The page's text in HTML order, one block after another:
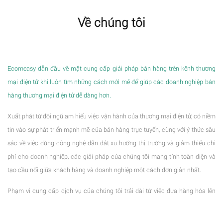
Về chúng tôi
Ecomeasy dẫn đầu về mặt cung cấp giải pháp bán hàng trên kênh thương
mại điện tử khi luôn tìm những cách mới mẻ để giúp các doanh nghiệp bán
hàng thương mại điện tử dễ dàng hơn.
Xuất phát từ đội ngũ am hiểu việc vận hành của thương mại điện tử, có niềm
tin vào sự phát triển mạnh mẽ của bán hàng trực tuyến, cùng với ý thức sâu
sắc về việc dùng công nghệ dẫn dắt xu hướng thị trường và giảm thiểu chi
phí cho doanh nghiệp, các giải pháp của chúng tôi mang tính toàn diện và
tạo cầu nối giữa khách hàng và doanh nghiệp một cách đơn giản nhất.
Phạm vi cung cấp dịch vụ của chúng tôi trải dài từ việc đưa hàng hóa lên